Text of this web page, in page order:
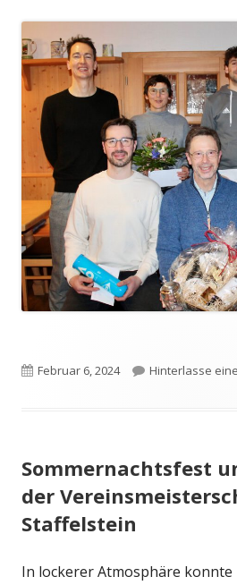
Veröffentlicht
Februar 6, 2024 Hinterlasse
Sommernachtsfest
der
Staffelstein
In lockerer Atmosphäre konnte